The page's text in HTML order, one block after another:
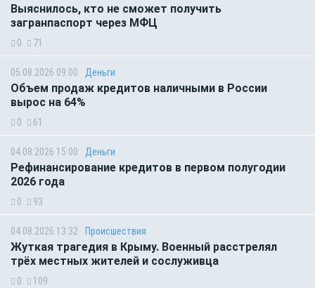
Выяснилось, кто не сможет получить
загранпаспорт через МФЦ
0 71
05.08.2026 09:00 Деньги
Объем продаж кредитов наличными в России
вырос на 64%
0 61
04.08.2026 15:00 Деньги
Рефинансирование кредитов в первом полугодии
2026 года
0 93
04.08.2026 13:32 Происшествия
Жуткая трагедия в Крыму. Военный расстрелял
трёх местных жителей и сослуживца
0 109